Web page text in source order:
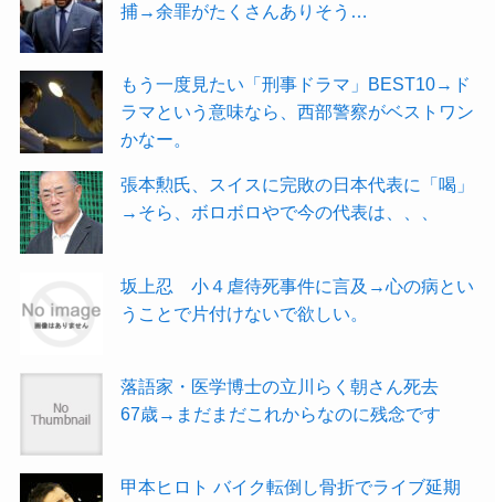
捕→余罪がたくさんありそう…
もう一度見たい「刑事ドラマ」BEST10→ド
ラマという意味なら、西部警察がベストワン
かなー。
張本勲氏、スイスに完敗の日本代表に「喝」
→そら、ボロボロやで今の代表は、、、
坂上忍 小４虐待死事件に言及→心の病とい
うことで片付けないで欲しい。
落語家・医学博士の立川らく朝さん死去
67歳→まだまだこれからなのに残念です
甲本ヒロト バイク転倒し骨折でライブ延期